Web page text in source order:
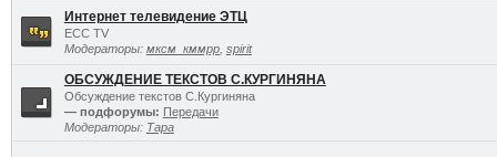
Интернет телевидение ЭТЦ
ECC TV
Модераторы: мксм_кммрр, spirit
ОБСУЖДЕНИЕ ТЕКСТОВ С.КУРГИНЯНА
Обсуждение текстов С.Кургиняна
— подфорумы: Передачи
Модераторы: Тара